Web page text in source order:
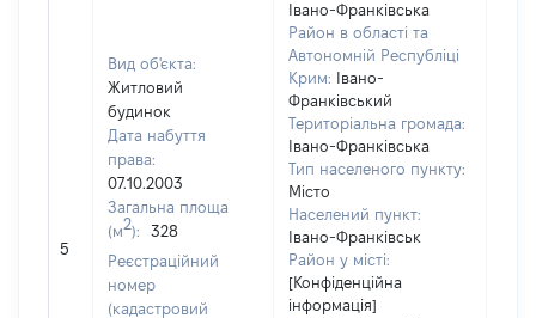
5
Вид об'єкта:
Житловий
будинок
Дата набуття
права:
07.10.2003
Загальна площа
(м2):
328
Реєстраційний
номер
(кадастровий
Івано-Франківська
Район в області та
Автономній Республіці
Крим:
Івано-
Франківський
Територіальна громада:
Івано-Франківська
Тип населеного пункту:
Місто
Населений пункт:
Івано-Франківськ
Район у місті:
[Конфіденційна
інформація]